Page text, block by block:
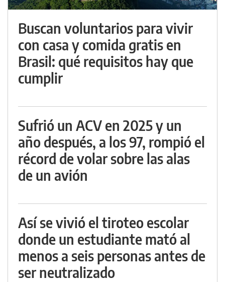
Buscan voluntarios para vivir
con casa y comida gratis en
Brasil: qué requisitos hay que
cumplir
Sufrió un ACV en 2025 y un
año después, a los 97, rompió el
récord de volar sobre las alas
de un avión
Así se vivió el tiroteo escolar
donde un estudiante mató al
menos a seis personas antes de
ser neutralizado